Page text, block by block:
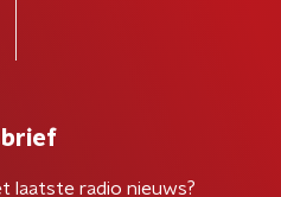
laatste radio nieuws?